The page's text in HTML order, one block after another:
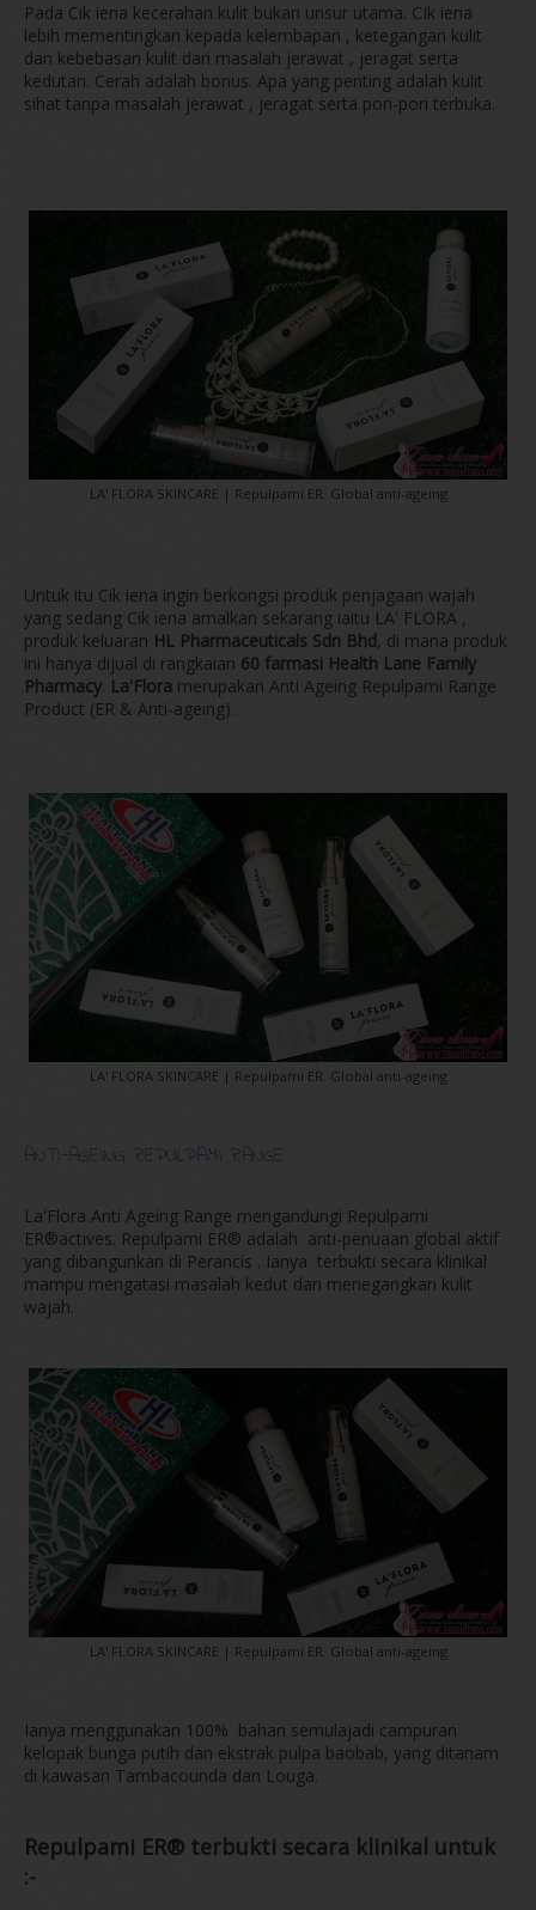
Pada Cik iena kecerahan kulit bukan unsur utama. CIk iena
lebih mementingkan kepada kelembapan , ketegangan kulit
dan kebebasan kulit dari masalah jerawat , jeragat serta
kedutan. Cerah adalah bonus. Apa yang penting adalah kulit
sihat tanpa masalah jerawat , jeragat serta pori-pori terbuka.
LA' FLORA SKINCARE | Repulpami ER. Global anti-ageing
Untuk itu Cik iena ingin berkongsi produk penjagaan wajah
yang sedang Cik iena amalkan sekarang iaitu LA' FLORA ,
produk keluaran HL Pharmaceuticals Sdn Bhd, di mana produk
ini hanya dijual di rangkaian 60 farmasi Health Lane Family
Pharmacy. La'Flora merupakan Anti Ageing Repulpami Range
Product (ER & Anti-ageing).
LA' FLORA SKINCARE | Repulpami ER. Global anti-ageing
ANTI-AGEING REPULPAMI RANGE
La'Flora Anti Ageing Range mengandungi Repulpami
ER®actives. Repulpami ER® adalah anti-penuaan global aktif
yang dibangunkan di Perancis . Ianya terbukti secara klinikal
mampu mengatasi masalah kedut dan menegangkan kulit
wajah.
LA' FLORA SKINCARE | Repulpami ER. Global anti-ageing
Ianya menggunakan 100% bahan semulajadi campuran
kelopak bunga putih dan ekstrak pulpa baobab, yang ditanam
di kawasan Tambacounda dan Louga.
Repulpami ER® terbukti secara klinikal untuk
:-